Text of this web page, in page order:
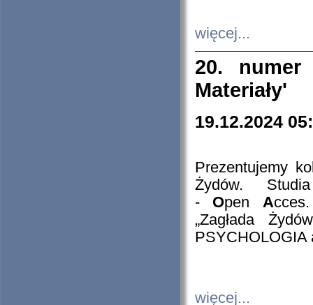
więcej...
20. numer
Materiały'
19.12.2024
Prezentujemy
Żydów.
- Open A
„Zagłada
PSYCHOLOGIA
więcej...